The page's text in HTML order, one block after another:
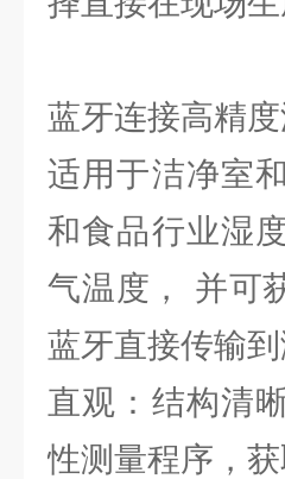
蓝牙连接高精
适用于洁净室
和食品行业湿
气温度， 并可
蓝牙直接传输
直观：结构清
性测量程序，